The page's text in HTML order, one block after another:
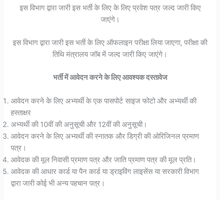
इस विभाग द्वारा जारी इस भर्ती के लिए के लिए प्रवेश पत्र जल्द जारी किए
जाएंगे।
इस विभाग द्वारा जारी इस भर्ती के लिए ऑफलाइन परीक्षा लिया जाएगा, परीक्षा की
तिथि मंत्रालय जॉब में जल्द जारी किए जाएंगे।
भर्ती में आवेदन करने के लिए आवश्यक दस्तावेज
आवेदन करने के लिए अभ्यर्थी के एक पासपोर्ट साइज फोटो और अभ्यर्थी की
हस्ताक्षर
अभ्यर्थी की 10वीं की अनुसूची और 12वीं की अनुसूची।
आवेदन करने के लिए अभ्यर्थी की स्नातक और डिग्री की ओरिजिनल प्रमाण
पत्र।
आवेदक की मूल निवासी प्रमाण पत्र और जाति प्रमाण पत्र की मूल प्रति।
आवेदक की आधार कार्ड या पैन कार्ड या ड्राइविंग लाइसेंस या सरकारी विभाग
द्वारा जारी कोई भी अन्य पहचान पत्र।